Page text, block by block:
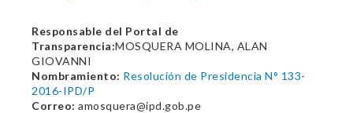
Responsable del Portal de
Transparencia:MOSQUERA MOLINA, ALAN
GIOVANNI
Nombramiento: Resolución de Presidencia N° 133-
2016-IPD/P
Correo: amosquera@ipd.gob.pe